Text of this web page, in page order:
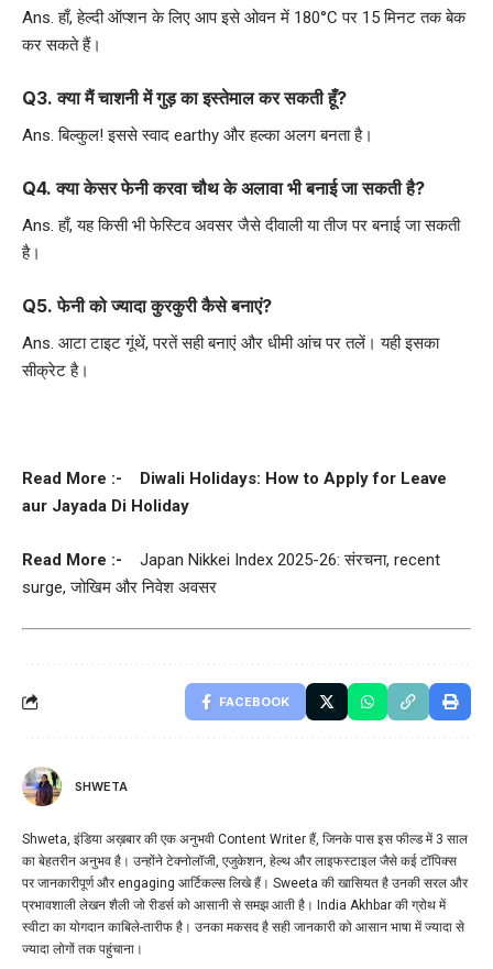
Ans. हाँ, हेल्दी ऑप्शन के लिए आप इसे ओवन में 180°C पर 15 मिनट तक बेक
कर सकते हैं।
Q3. क्या मैं चाशनी में गुड़ का इस्तेमाल कर सकती हूँ?
Ans. बिल्कुल! इससे स्वाद earthy और हल्का अलग बनता है।
Q4. क्या केसर फेनी करवा चौथ के अलावा भी बनाई जा सकती है?
Ans. हाँ, यह किसी भी फेस्टिव अवसर जैसे दीवाली या तीज पर बनाई जा सकती
है।
Q5. फेनी को ज्यादा कुरकुरी कैसे बनाएं?
Ans. आटा टाइट गूंथें, परतें सही बनाएं और धीमी आंच पर तलें। यही इसका
सीक्रेट है।
Read More :- Diwali Holidays: How to Apply for Leave
aur Jayada Di Holiday
Read More :-
Japan Nikkei Index 2025-26: संरचना, recent
surge, जोखिम और निवेश अवसर
FACEBOOK
SHWETA
Shweta, इंडिया अख़बार की एक अनुभवी Content Writer हैं, जिनके पास इस फील्ड में 3 साल
का बेहतरीन अनुभव है। उन्होंने टेक्नोलॉजी, एजुकेशन, हेल्थ और लाइफस्टाइल जैसे कई टॉपिक्स
पर जानकारीपूर्ण और engaging आर्टिकल्स लिखे हैं। Sweeta की खासियत है उनकी सरल और
प्रभावशाली लेखन शैली जो रीडर्स को आसानी से समझ आती है। India Akhbar की ग्रोथ में
स्वीटा का योगदान काबिले-तारीफ है। उनका मकसद है सही जानकारी को आसान भाषा में ज्यादा से
ज्यादा लोगों तक पहुंचाना।